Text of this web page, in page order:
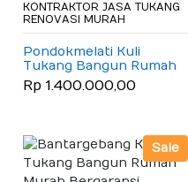
KONTRAKTOR JASA TUKANG
RENOVASI MURAH
Pondokmelati Kuli
Tukang Bangun Rumah
Murah Bergaransi
Rp 1.400.000,00
Sale